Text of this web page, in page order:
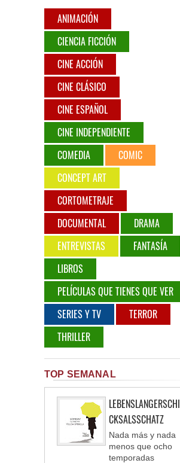
ANIMACIÓN
CIENCIA FICCIÓN
CINE ACCIÓN
CINE CLÁSICO
CINE ESPAÑOL
CINE INDEPENDIENTE
COMEDIA
COMIC
CONCEPT ART
CORTOMETRAJE
DOCUMENTAL
DRAMA
ENTREVISTAS
FANTASÍA
LIBROS
PELÍCULAS QUE TIENES QUE VER
SERIES Y TV
TERROR
THRILLER
TOP SEMANAL
LEBENSLANGERSCHI
CKSALSSCHATZ
Nada más y nada
menos que ocho
temporadas